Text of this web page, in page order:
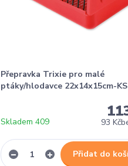
Přepravka Trixie pro malé
ptáky/hlodavce 22x14x15cm-KS
93 Kč
Skladem 409
Přidat do